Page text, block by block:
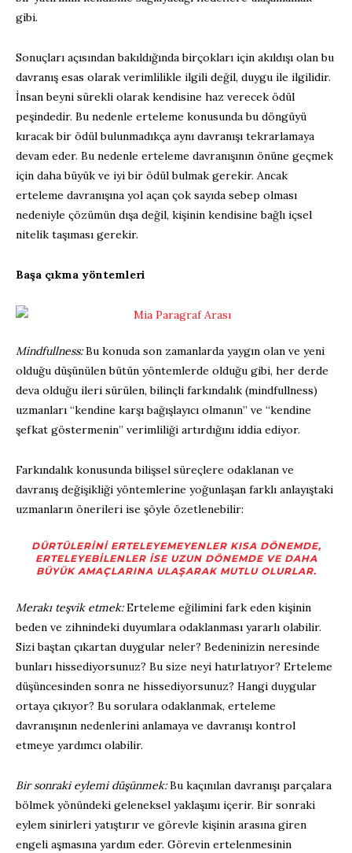
gibi.
Sonuçları açısından bakıldığında birçokları için akıldışı olan bu
davranış esas olarak verimlilikle ilgili değil, duygu ile ilgilidir.
İnsan beyni sürekli olarak kendisine haz verecek ödül
peşindedir. Bu nedenle erteleme konusunda bu döngüyü
kıracak bir ödül bulunmadıkça aynı davranışı tekrarlamaya
devam eder. Bu nedenle erteleme davranışının önüne geçmek
için daha büyük ve iyi bir ödül bulmak gerekir. Ancak
erteleme davranışına yol açan çok sayıda sebep olması
nedeniyle çözümün dışa değil, kişinin kendisine bağlı içsel
nitelik taşıması gerekir.
Başa çıkma yöntemleri
Mindfullness:Bu konuda son zamanlarda yaygın olan ve yeni
olduğu düşünülen bütün yöntemlerde olduğu gibi, her derde
deva olduğu ileri sürülen, bilinçli farkındalık (mindfullness)
uzmanları “kendine karşı bağışlayıcı olmanın” ve “kendine
şefkat göstermenin” verimliliği artırdığını iddia ediyor.
Farkındalık konusunda bilişsel süreçlere odaklanan ve
davranış değişikliği yöntemlerine yoğunlaşan farklı anlayıştaki
uzmanların önerileri ise şöyle özetlenebilir:
DÜRTÜLERINI ERTELEYEMEYENLER KISA DÖNEMDE,
ERTELEYEBILENLER ISE UZUN DÖNEMDE VE DAHA
BÜYÜK AMAÇLARINA ULAŞARAK MUTLU OLURLAR.
Merakı teşvik etmek:Erteleme eğilimini fark eden kişinin
beden ve zihnindeki duyumlara odaklanması yararlı olabilir.
Sizi baştan çıkartan duygular neler? Bedeninizin neresinde
bunları hissediyorsunuz? Bu size neyi hatırlatıyor? Erteleme
düşüncesinden sonra ne hissediyorsunuz? Hangi duygular
ortaya çıkıyor? Bu sorulara odaklanmak, erteleme
davranışının nedenlerini anlamaya ve davranışı kontrol
etmeye yardımcı olabilir.
Bir sonraki eylemi düşünmek:Bu kaçınılan davranışı parçalara
bölmek yönündeki geleneksel yaklaşımı içerir. Bir sonraki
eylem sinirleri yatıştırır ve görevle kişinin arasına giren
engeli aşmasına yardım eder. Görevin ertelenmesinin